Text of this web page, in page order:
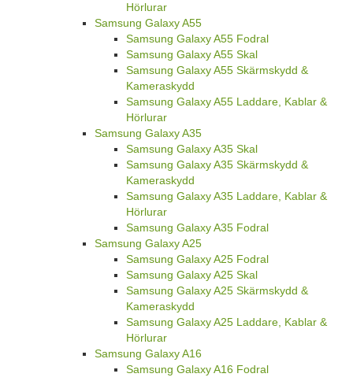
Hörlurar
Samsung Galaxy A55
Samsung Galaxy A55 Fodral
Samsung Galaxy A55 Skal
Samsung Galaxy A55 Skärmskydd &
Kameraskydd
Samsung Galaxy A55 Laddare, Kablar &
Hörlurar
Samsung Galaxy A35
Samsung Galaxy A35 Skal
Samsung Galaxy A35 Skärmskydd &
Kameraskydd
Samsung Galaxy A35 Laddare, Kablar &
Hörlurar
Samsung Galaxy A35 Fodral
Samsung Galaxy A25
Samsung Galaxy A25 Fodral
Samsung Galaxy A25 Skal
Samsung Galaxy A25 Skärmskydd &
Kameraskydd
Samsung Galaxy A25 Laddare, Kablar &
Hörlurar
Samsung Galaxy A16
Samsung Galaxy A16 Fodral